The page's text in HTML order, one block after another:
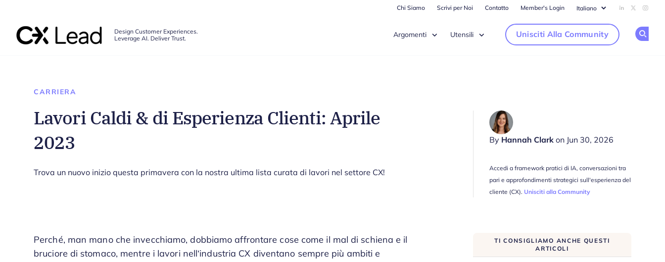
Chi Siamo Scrivi per Noi Contatto Member's Login Add us on
Follow
Design Customer Experiences.
Leverage AI. Deliver Trust.
Argomenti Utensili Unisciti Alla Community
CARRIERA
Lavori Caldi & di Esperienza Clienti: Aprile
2023
By Hannah Clark on Jun 30, 2026
Accedi a framework pratici di IA, conversazioni tra
pari e approfondimenti strategici sull'esperienza del
cliente (CX). Unisciti alla Community
Trova un nuovo inizio questa primavera con la nostra ultima lista curata di lavori nel settore CX!
Perché, man mano che invecchiamo, dobbiamo affrontare cose come il mal di schiena e il
bruciore di stomaco, mentre i lavori nell’industria CX diventano sempre più ambiti e
TI CONSIGLIAMO ANCHE QUESTI
ARTICOLI